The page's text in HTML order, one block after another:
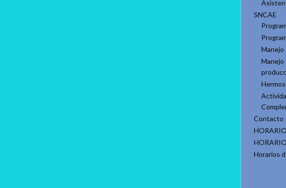
SNCAE
Manejo
Manejo
Contacto
Horarios